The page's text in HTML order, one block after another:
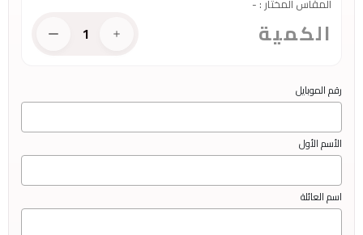
المقاس المختار :
-
الكمية 1
رقم الموبايل
الأسم الأول
اسم العائلة